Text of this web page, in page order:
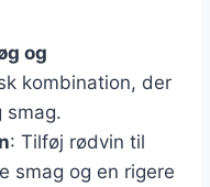
og
kombination, der
smag.
: Tilføj rødvin til
smag og en rigere